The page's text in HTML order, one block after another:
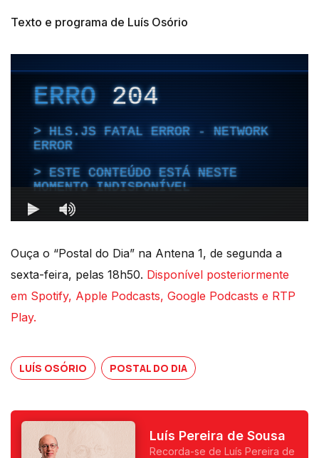
Texto e programa de Luís Osório
Ouça o “Postal do Dia” na Antena 1, de segunda a
sexta-feira, pelas 18h50. Disponível posteriormente
em Spotify, Apple Podcasts, Google Podcasts e RTP
Play.
LUÍS OSÓRIO POSTAL DO DIA
Luís Pereira de Sousa
Recorda-se de Luís Pereira de